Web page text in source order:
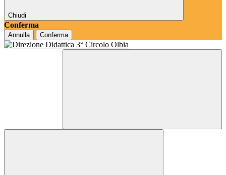
Chiudi
Conferma
Annulla Conferma